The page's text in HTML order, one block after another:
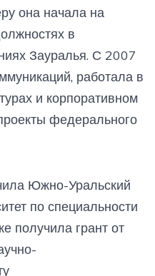
она начала на
в
Зауралья. С 2007
работала в
и корпоративном
федерального
Южно-Уральский
по специальности
получила грант от